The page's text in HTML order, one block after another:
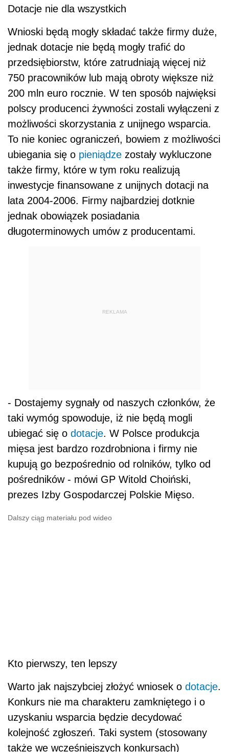
Dotacje nie dla wszystkich
Wnioski będą mogły składać także firmy duże,
jednak dotacje nie będą mogły trafić do
przedsiębiorstw, które zatrudniają więcej niż
750 pracowników lub mają obroty większe niż
200 mln euro rocznie. W ten sposób najwięksi
polscy producenci żywności zostali wyłączeni z
możliwości skorzystania z unijnego wsparcia.
To nie koniec ograniczeń, bowiem z możliwości
ubiegania się o pieniądze zostały wykluczone
także firmy, które w tym roku realizują
inwestycje finansowane z unijnych dotacji na
lata 2004-2006. Firmy najbardziej dotknie
jednak obowiązek posiadania
długoterminowych umów z producentami.
REKLAMA
- Dostajemy sygnały od naszych członków, że
taki wymóg spowoduje, iż nie będą mogli
ubiegać się o dotacje. W Polsce produkcja
mięsa jest bardzo rozdrobniona i firmy nie
kupują go bezpośrednio od rolników, tylko od
pośredników - mówi GP Witold Choiński,
prezes Izby Gospodarczej Polskie Mięso.
Dalszy ciąg materiału pod wideo
Kto pierwszy, ten lepszy
Warto jak najszybciej złożyć wniosek o dotacje.
Konkurs nie ma charakteru zamkniętego i o
uzyskaniu wsparcia będzie decydować
kolejność zgłoszeń. Taki system (stosowany
także we wcześniejszych konkursach)